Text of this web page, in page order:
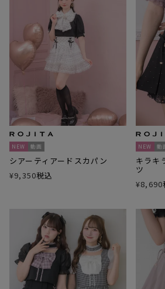
NEW 動画
シアーティアードスカパン
¥9,350税込
NEW 動
キラキ
ツ
¥8,690